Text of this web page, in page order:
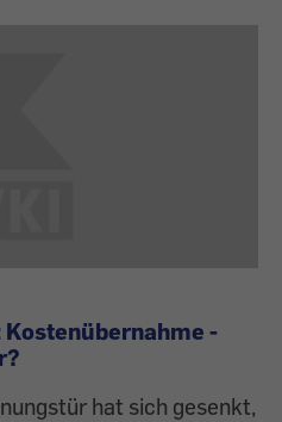
-
hat sich gesenkt,